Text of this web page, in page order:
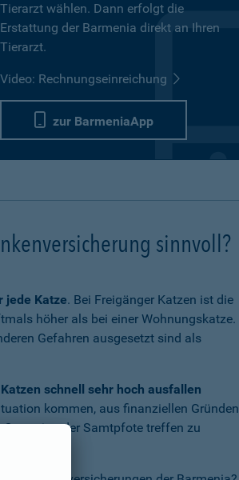
Tierarzt wählen. Dann erfolgt die
Erstattung der Barmenia direkt an Ihren
Tierarzt.
Video: Rechnungseinreichung
zur BarmeniaApp
sinnvoll?
jede Katze. Bei Freigänger Katzen ist die
höher als bei einer Wohnungskatze.
Gefahren ausgesetzt sind als
schnell sehr hoch ausfallen
kommen, aus finanziellen Gründen
der Samtpfote treffen zu